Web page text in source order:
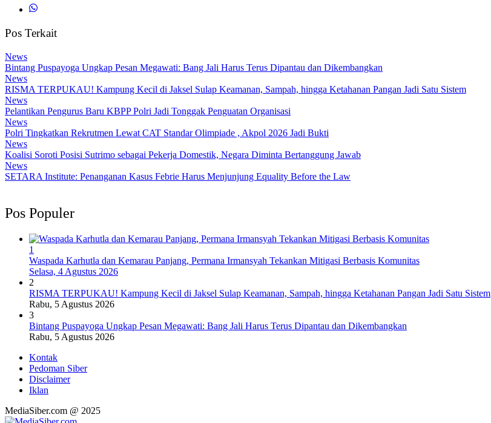
Pos Terkait
News
Bintang Puspayoga Ungkap Pesan Megawati: Bang Jali Harus Terus Dipantau dan Dikembangkan
News
RISMA TERPUKAU! Kampung Kecil di Jaksel Sulap Keamanan, Sampah, hingga Ketahanan Pangan Jadi Satu Sistem
News
Pelantikan Pengurus Baru KBPP Polri Jadi Tonggak Penguatan Organisasi
News
Polri Tingkatkan Rekrutmen Lewat CAT Standar Olimpiade , Akpol 2026 Jadi Bukti
News
Koalisi Soroti Posisi Sutrimo sebagai Pekerja Domestik, Negara Diminta Bertanggung Jawab
News
SETARA Institute: Penanganan Kasus Febrie Harus Menjunjung Equality Before the Law
Pos Populer
1
Waspada Karhutla dan Kemarau Panjang, Permana Irmansyah Tekankan Mitigasi Berbasis Komunitas
Selasa, 4 Agustus 2026
2
RISMA TERPUKAU! Kampung Kecil di Jaksel Sulap Keamanan, Sampah, hingga Ketahanan Pangan Jadi Satu Sistem
Rabu, 5 Agustus 2026
3
Bintang Puspayoga Ungkap Pesan Megawati: Bang Jali Harus Terus Dipantau dan Dikembangkan
Rabu, 5 Agustus 2026
Kontak
Pedoman Siber
Disclaimer
Iklan
MediaSiber.com @ 2025